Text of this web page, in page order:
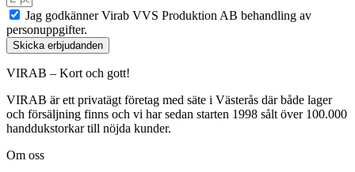
Jag godkänner Virab VVS Produktion AB behandling av
personuppgifter.
Skicka erbjudanden
VIRAB – Kort och gott!
VIRAB är ett privatägt företag med säte i Västerås där både lager
och försäljning finns och vi har sedan starten 1998 sålt över 100.000
handdukstorkar till nöjda kunder.
Om oss